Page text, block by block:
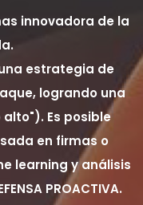
innovadora de la
estrategia de
logrando una
Es posible
en firmas o
learning y análisis
PROACTIVA.